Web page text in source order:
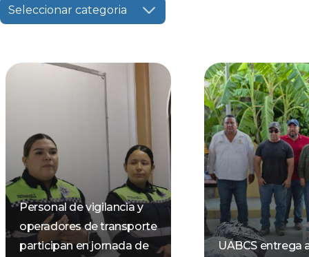
Seleccionar categoria
Personal de vigilancia y
operadores de transporte
participan en jornada de
UABCS entrega